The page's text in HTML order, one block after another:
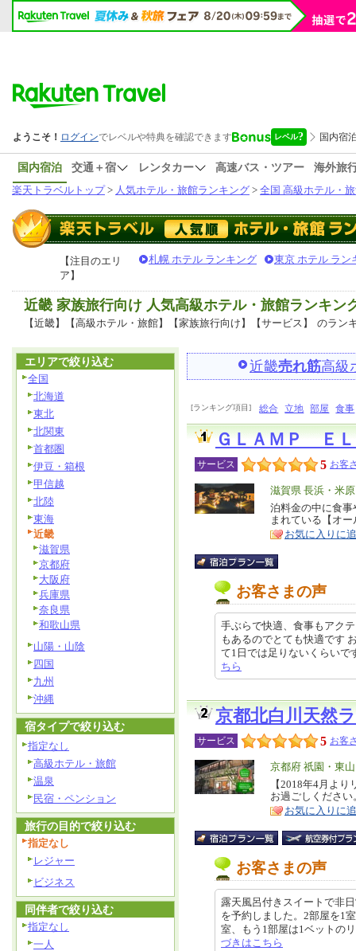
国内宿泊 交通＋宿 レンタカー 高速バス・ツアー
海外旅
楽天トラベルトップ> 人気ホテル・旅館ランキング > 全国 高級ホテル・
【注目のエリ
ア】
札幌 ホテル ランキング 東京 ホテル ラン
近畿 家族旅行向け 人気高級ホテル・旅館ランキン
【近畿】【高級ホテル・旅館】【家族旅行向け】【サービス】 のラン
近畿売れ筋高級
[ランキング項目] 総合 立地 部屋 食事
ＧＬＡＭＰ ＥＬ
サービス 5 お客
エ
リ
ア
滋賀県 長浜・米原
特
徴
泊料金の中に食
まれている【オ
お気に入りに
お客さまの声
手ぶらで快適、食事もアク
もあるのでとても快適です
て1日では足りないくらい
ちら
京都北白川天然
サービス 5 お客
エ
リ
ア
京都府 祇園・東
特
徴
【2018年4月よ
お過ごしください
お気に入りに
お客さまの声
露天風呂付きスイートで非
を予約しました。2部屋を1
室、もう1部屋は1ベットの
づきはこちら
エリアで絞り込む
全国
北海道
東北
北関東
首都圏
伊豆・箱根
甲信越
北陸
東海
近畿
滋賀県
京都府
大阪府
兵庫県
奈良県
和歌山県
山陽・山陰
四国
九州
沖縄
宿タイプで絞り込む
指定なし
高級ホテル・旅館
温泉
民宿・ペンション
旅行の目的で絞り込む
指定なし
レジャー
ビジネス
同伴者で絞り込む
指定なし
一人